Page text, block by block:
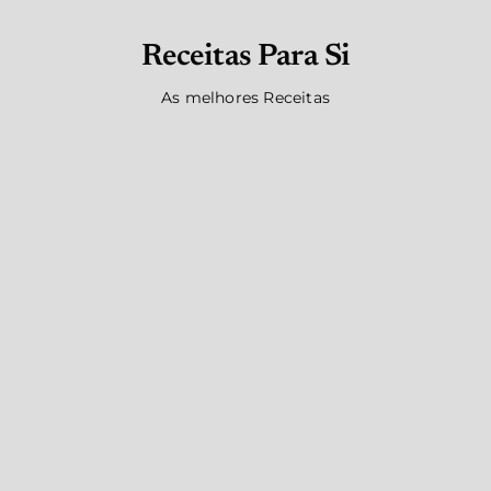
Receitas Para Si
As melhores Receitas